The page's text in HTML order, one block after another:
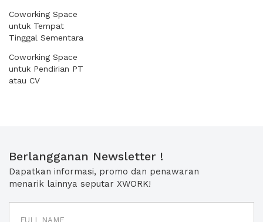
Coworking Space
untuk Tempat
Tinggal Sementara
Coworking Space
untuk Pendirian PT
atau CV
Berlangganan Newsletter !
Dapatkan informasi, promo dan penawaran
menarik lainnya seputar XWORK!